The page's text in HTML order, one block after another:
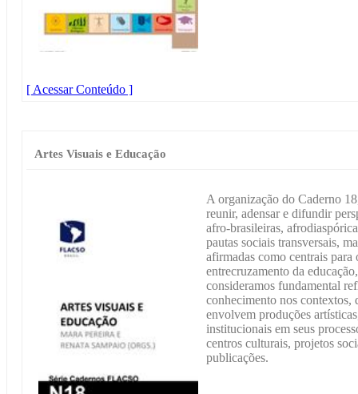
[ Acessar Conteúdo ]
Artes Visuais e Educação
A organização do Caderno
reunir, adensar e difundir
afro-brasileiras,
pautas sociais transversais,
afirmadas como centrais para
entrecruzamento da
consideramos fundamental
conhecimento nos contextos,
envolvem produções
institucionais em seus
centros culturais, projetos
publicações.